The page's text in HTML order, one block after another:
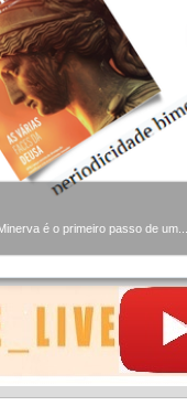
é o primeiro passo de um...